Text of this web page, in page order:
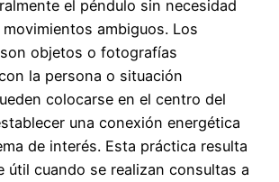
el péndulo sin necesidad
ambiguos. Los
objetos o fotografías
la persona o situación
colocarse en el centro del
una conexión energética
de interés. Esta práctica resulta
útil cuando se realizan consultas a